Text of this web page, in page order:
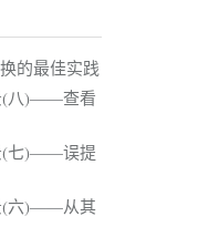
的最佳实践
(八)——查看
(七)——误提
(六)——从其